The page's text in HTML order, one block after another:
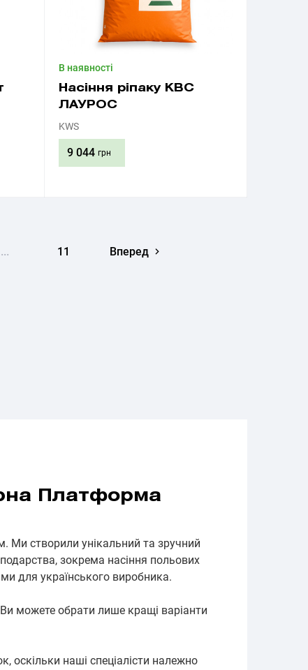
В наявності
Насіння ріпаку КВС
ЛАУРОС
KWS
9 044 грн
... 11 Вперед
Платформа
Ми створили унікальний та зручний
зокрема насіння польових
для українського виробника.
Ви можете обрати лише кращі варіанти
оскільки наші спеціалісти належно